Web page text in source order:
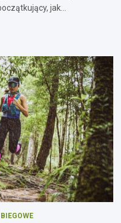
jak…